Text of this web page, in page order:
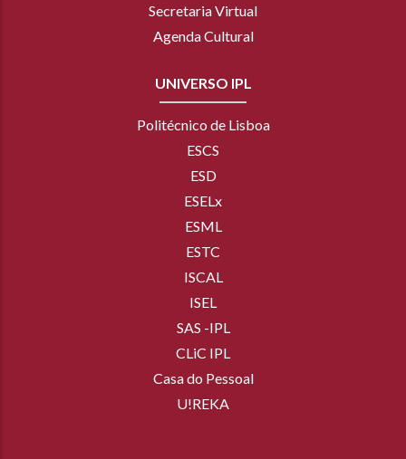
Secretaria Virtual
Agenda Cultural
UNIVERSO IPL
Politécnico de Lisboa
ESCS
ESD
ESELx
ESML
ESTC
ISCAL
ISEL
SAS -IPL
CLiC IPL
Casa do Pessoal
U!REKA